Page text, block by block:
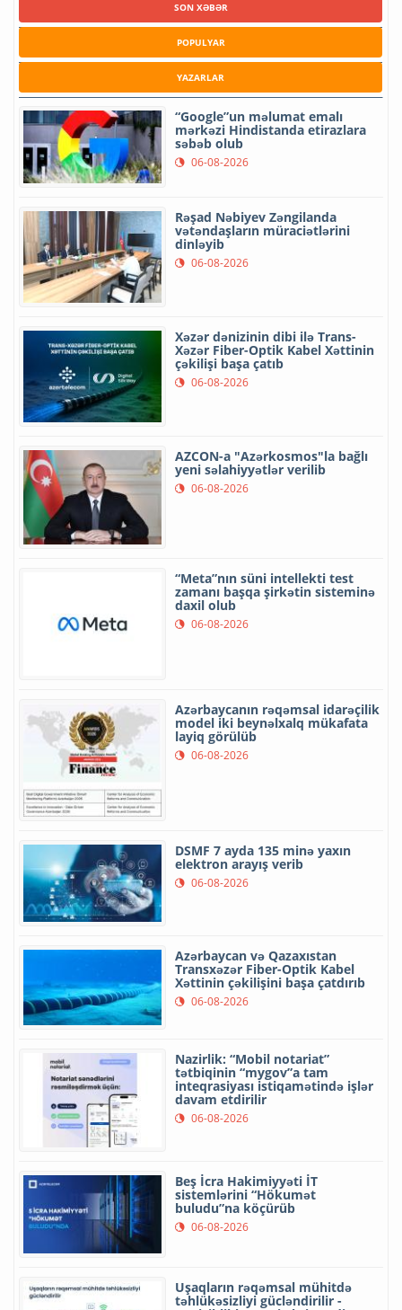
SON XƏBƏR
POPULYAR
YAZARLAR
“Google”un məlumat emalı
mərkəzi Hindistanda etirazlara
səbəb olub
06-08-2026
Rəşad Nəbiyev Zəngilanda
vətəndaşların müraciətlərini
dinləyib
06-08-2026
Xəzər dənizinin dibi ilə Trans-
Xəzər Fiber-Optik Kabel Xəttinin
çəkilişi başa çatıb
06-08-2026
AZCON-a "Azərkosmos"la bağlı
yeni səlahiyyətlər verilib
06-08-2026
“Meta”nın süni intellekti test
zamanı başqa şirkətin sisteminə
daxil olub
06-08-2026
Azərbaycanın rəqəmsal idarəçilik
model iki beynəlxalq mükafata
layiq görülüb
06-08-2026
DSMF 7 ayda 135 minə yaxın
elektron arayış verib
06-08-2026
Azərbaycan və Qazaxıstan
Transxəzər Fiber-Optik Kabel
Xəttinin çəkilişini başa çatdırıb
06-08-2026
Nazirlik: “Mobil notariat”
tətbiqinin “mygov”a tam
inteqrasiyası istiqamətində işlər
davam etdirilir
06-08-2026
Beş İcra Hakimiyyəti İT
sistemlərini “Hökumət
buludu”na köçürüb
06-08-2026
Uşaqların rəqəmsal mühitdə
təhlükəsizliyi gücləndirilir -